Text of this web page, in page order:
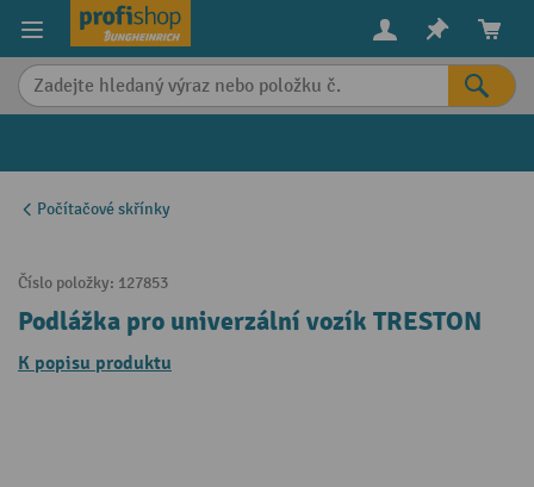
content
Počítačové skřínky
Číslo položky: 127853
Podlážka pro univerzální vozík TRESTON
K popisu produktu